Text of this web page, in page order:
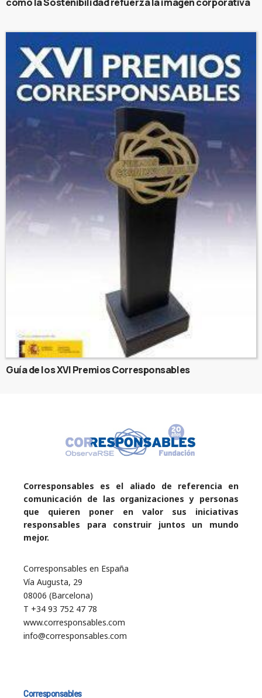
Guía de los XVI Premios Corresponsables
Corresponsables es el aliado de referencia en
comunicación de las organizaciones y personas
que quieren poner en valor sus iniciativas
responsables para construir juntos un mundo
mejor.
Corresponsables en España
Vía Augusta, 29
08006 (Barcelona)
T +34 93 752 47 78
www.corresponsables.com
info@corresponsables.com
Corresponsables